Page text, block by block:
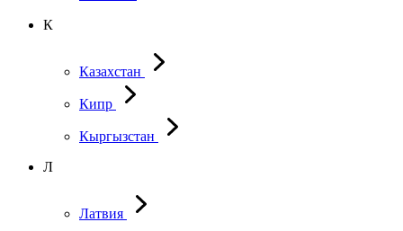
К
Казахстан
Кипр
Кыргызстан
Л
Латвия